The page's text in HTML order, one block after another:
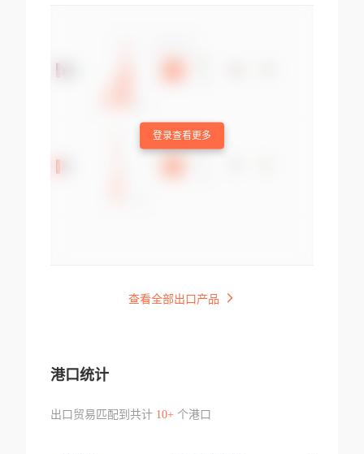
登录查看更多
查看全部出口产品
港口统计
出口贸易匹配到共计 10+个港口